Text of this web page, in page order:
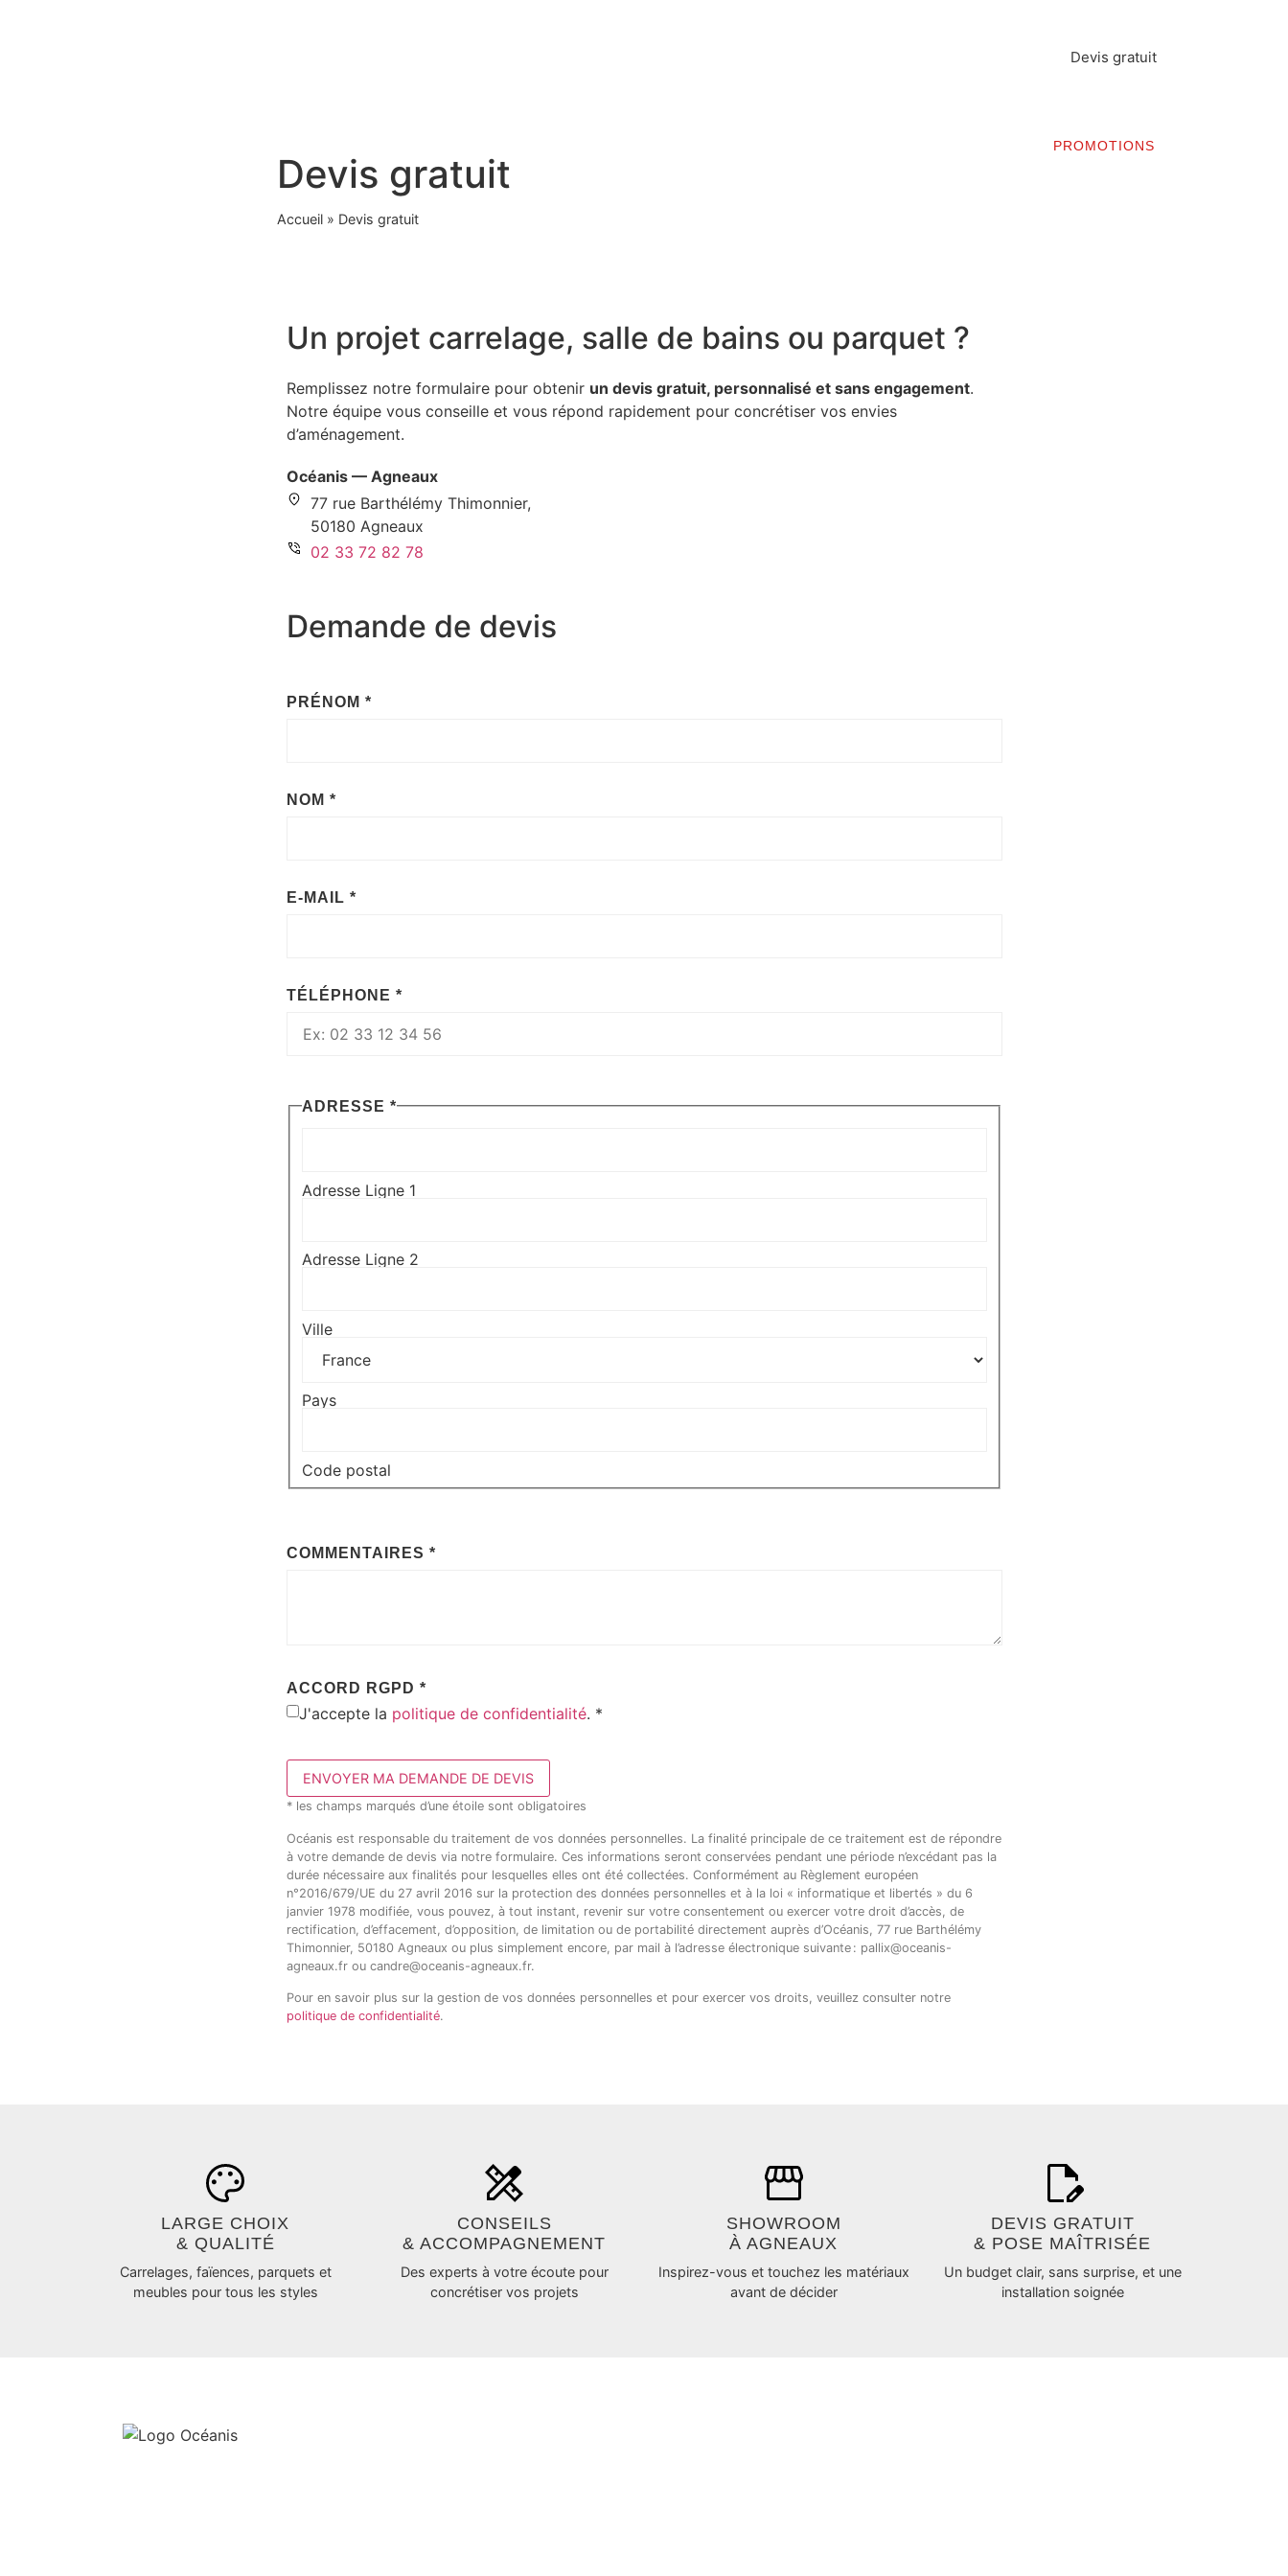
Devis gratuit
PROMOTIONS
Devis gratuit
accueil» Devis gratuit
Un projet carrelage, salle de bains ou parquet ?
Remplissez notre formulaire pour obtenir un devis gratuit, personnalisé et sans engagement.
Notre équipe vous conseille et vous répond rapidement pour concrétiser vos envies
d’aménagement.
Océanis — Agneaux
77 rue Barthélémy Thimonnier,
50180 Agneaux
02 33 72 82 78
Demande de devis
PRÉNOM
TÉLÉPHONE
PRÉNOM *
NOM *
E-MAIL *
TÉLÉPHONE *
ADRESSE *
Adresse Ligne 1
Adresse Ligne 2
Ville
Pays
Code postal
COMMENTAIRES *
ACCORD RGPD *
J'accepte la politique de confidentialité. *
ENVOYER MA DEMANDE DE DEVIS
* les champs marqués d’une étoile sont obligatoires
Océanis est responsable du traitement de vos données personnelles. La finalité principale de ce traitement est de répondre
à votre demande de devis via notre formulaire. Ces informations seront conservées pendant une période n’excédant pas la
durée nécessaire aux finalités pour lesquelles elles ont été collectées. Conformément au Règlement européen
n°2016/679/UE du 27 avril 2016 sur la protection des données personnelles et à la loi « informatique et libertés » du 6
janvier 1978 modifiée, vous pouvez, à tout instant, revenir sur votre consentement ou exercer votre droit d’accès, de
rectification, d’effacement, d’opposition, de limitation ou de portabilité directement auprès d’Océanis, 77 rue Barthélémy
Thimonnier, 50180 Agneaux ou plus simplement encore, par mail à l’adresse électronique suivante : pallix@oceanis-
agneaux.fr ou candre@oceanis-agneaux.fr.
Pour en savoir plus sur la gestion de vos données personnelles et pour exercer vos droits, veuillez consulter notre
politique de confidentialité.
LARGE CHOIX
& QUALITÉ
Carrelages, faïences, parquets et
meubles pour tous les styles
CONSEILS
& ACCOMPAGNEMENT
Des experts à votre écoute pour
concrétiser vos projets
SHOWROOM
À AGNEAUX
Inspirez-vous et touchez les matériaux
avant de décider
DEVIS GRATUIT
& POSE MAÎTRISÉE
Un budget clair, sans surprise, et une
installation soignée